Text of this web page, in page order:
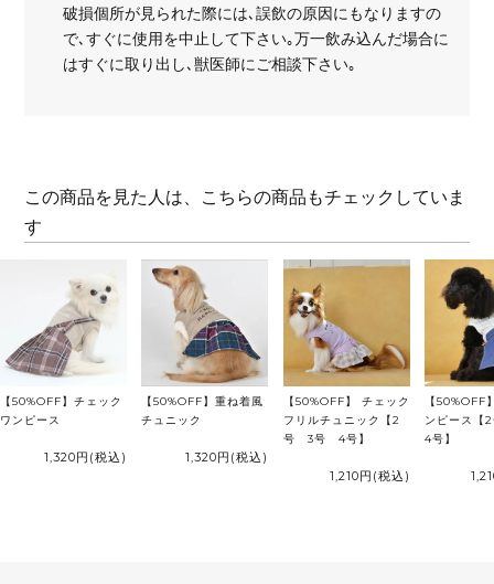
破損個所が見られた際には､誤飲の原因にもなりますの
で､すぐに使用を中止して下さい｡万一飲み込んだ場合に
はすぐに取り出し､獣医師にご相談下さい｡
この商品を見た人は、こちらの商品もチェックしていま
す
【50%OFF】チェック
ワンピース
1,320円 (税込)
【50%OFF】重ね着風
チュニック
1,320円 (税込)
【50%OFF】 チェック
フリルチュニック【2
号 3号 4号】
1,210円 (税込)
【50%OFF
ンピース
4号】